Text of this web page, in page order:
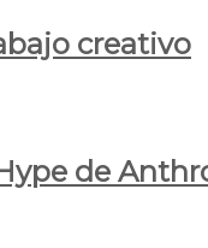
creativo
de